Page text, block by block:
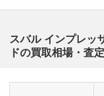
スバル インプレッ
ドの買取相場・査